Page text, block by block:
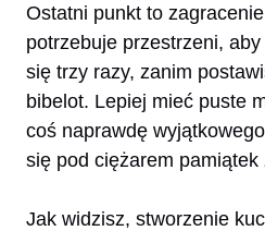
Ostatni punkt to
potrzebuje przestrzeni, aby
się trzy razy, zanim
bibelot. Lepiej mieć puste
coś naprawdę
się pod ciężarem pamiątek
Jak widzisz, stworzenie